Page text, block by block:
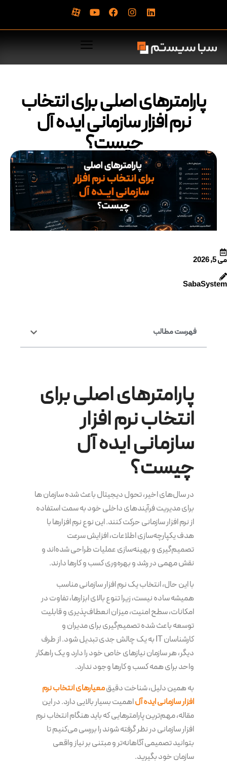
پارامترهای اصلی برای انتخاب
نرم افزار سازمانی ایده آل
چیست؟
می 5, 2026
SabaSystem
فهرست مطالب
پارامترهای اصلی برای
انتخاب نرم افزار
سازمانی ایده آل
چیست؟
در سال‌های اخیر، تحول دیجیتال باعث شده سازمان ها
برای مدیریت فرآیندهای داخلی خود به سمت استفاده
از نرم افزار سازمانی حرکت کنند. این نوع نرم افزارها با
هدف یکپارچه‌سازی اطلاعات، افزایش سرعت
تصمیم‌گیری و بهینه‌سازی عملیات طراحی شده‌اند و
نقش مهمی در رشد و بهره‌وری کسب و کارها دارند.
با این حال، انتخاب یک نرم افزار سازمانی مناسب
همیشه ساده نیست، زیرا تنوع بالای ابزارها، تفاوت در
امکانات، سطح امنیت، میزان انعطاف‌پذیری و قابلیت
توسعه باعث شده تصمیم‌گیری برای مدیران و
کارشناسان IT به یک چالش جدی تبدیل شود. از طرف
دیگر، هر سازمان نیازهای خاص خود را دارد و یک راهکار
واحد برای همه کسب و کارها وجود ندارد.
به همین دلیل، شناخت دقیقمعیارهای انتخاب نرم
افزار سازمانی ایده آلاهمیت بسیار بالایی دارد. در این
مقاله، مهم‌ترین پارامترهایی که باید هنگام انتخاب نرم
افزار سازمانی در نظر گرفته شوند را بررسی می‌کنیم تا
بتوانید تصمیمی آگاهانه‌تر و مبتنی بر نیاز واقعی
سازمان خود بگیرید.